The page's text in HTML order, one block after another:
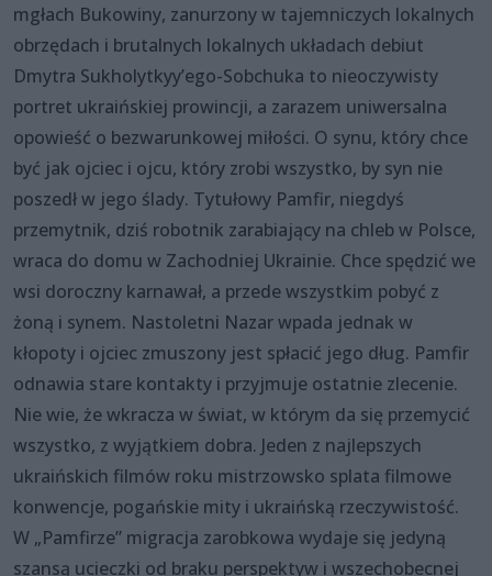
mgłach Bukowiny, zanurzony w tajemniczych lokalnych
obrzędach i brutalnych lokalnych układach debiut
Dmytra Sukholytkyy’ego-Sobchuka to nieoczywisty
portret ukraińskiej prowincji, a zarazem uniwersalna
opowieść o bezwarunkowej miłości. O synu, który chce
być jak ojciec i ojcu, który zrobi wszystko, by syn nie
poszedł w jego ślady. Tytułowy Pamfir, niegdyś
przemytnik, dziś robotnik zarabiający na chleb w Polsce,
wraca do domu w Zachodniej Ukrainie. Chce spędzić we
wsi doroczny karnawał, a przede wszystkim pobyć z
żoną i synem. Nastoletni Nazar wpada jednak w
kłopoty i ojciec zmuszony jest spłacić jego dług. Pamfir
odnawia stare kontakty i przyjmuje ostatnie zlecenie.
Nie wie, że wkracza w świat, w którym da się przemycić
wszystko, z wyjątkiem dobra. Jeden z najlepszych
ukraińskich filmów roku mistrzowsko splata filmowe
konwencje, pogańskie mity i ukraińską rzeczywistość.
W „Pamfirze” migracja zarobkowa wydaje się jedyną
szansą ucieczki od braku perspektyw i wszechobecnej